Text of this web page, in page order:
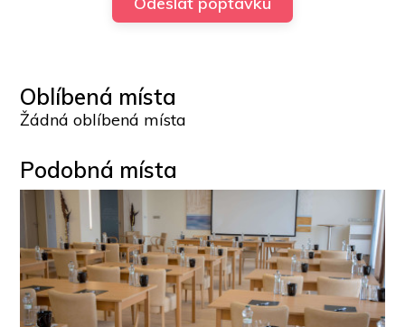
Oblíbená místa
Žádná oblíbená místa
Podobná místa